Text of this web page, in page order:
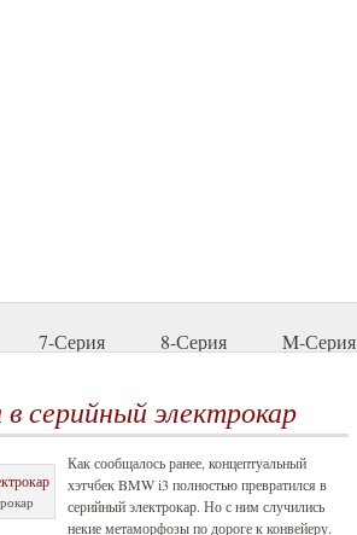
7-Серия 8-Серия M-Серия
серийный электрокар
Как сообщалось ранее, концептуальный
хэтчбек BMW i3 полностью превратился в
серийный электрокар. Но с ним случились
некие метаморфозы по дороге к конвейеру.